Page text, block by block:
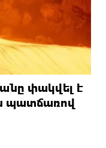
փակվել է
պատճառով